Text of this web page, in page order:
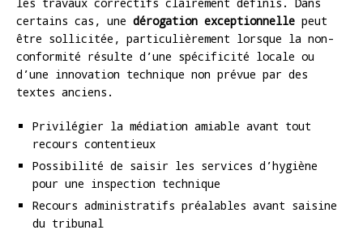
certains cas, une dérogation exceptionnelle peut
être sollicitée, particulièrement lorsque la non-
conformité résulte d’une spécificité locale ou
d’une innovation technique non prévue par des
textes anciens.
Privilégier la médiation amiable avant tout
recours contentieux
Possibilité de saisir les services d’hygiène
pour une inspection technique
Recours administratifs préalables avant saisine
du tribunal